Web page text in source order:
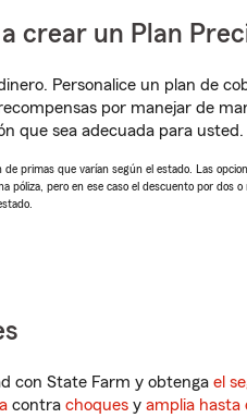
crear un Plan
Personalice un plan de
por manejar de
que sea adecuada para usted.
primas que varían según el estado. Las
póliza, pero en ese caso el descuento por
con State Farm y obtenga el
contra choques y amplia hasta